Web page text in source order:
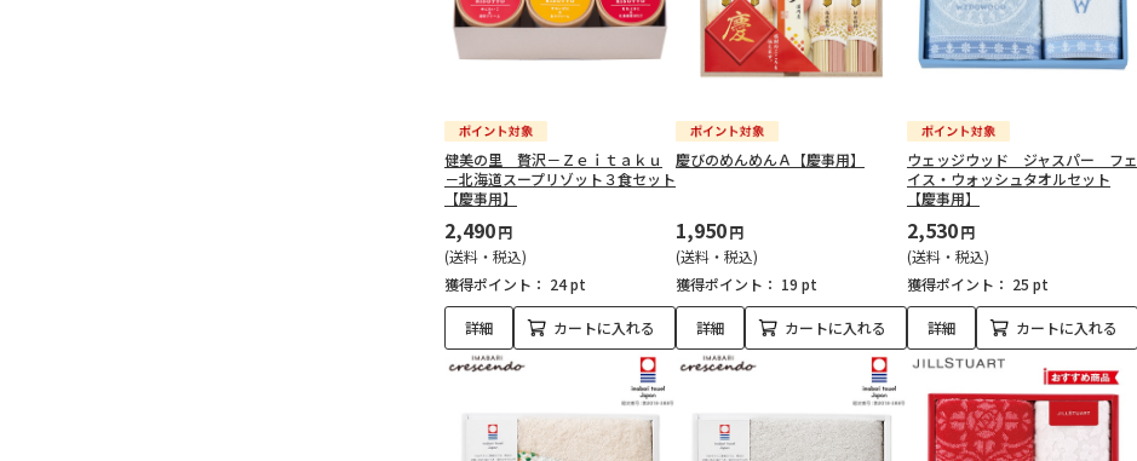
健美の里 贅沢－Ｚｅｉｔａｋｕ
－北海道スープリゾット３食セット
【慶事用】
2,490円
(送料・税込)
獲得ポイント： 24 pt
詳細 カートに入れる
慶びのめんめんＡ【慶事用】
1,950円
(送料・税込)
獲得ポイント： 19 pt
詳細 カートに入れる
ウェッジウッド ジャスパー フェ
イス・ウォッシュタオルセット
【慶事用】
2,530円
(送料・税込)
獲得ポイント： 25 pt
詳細 カートに入れる